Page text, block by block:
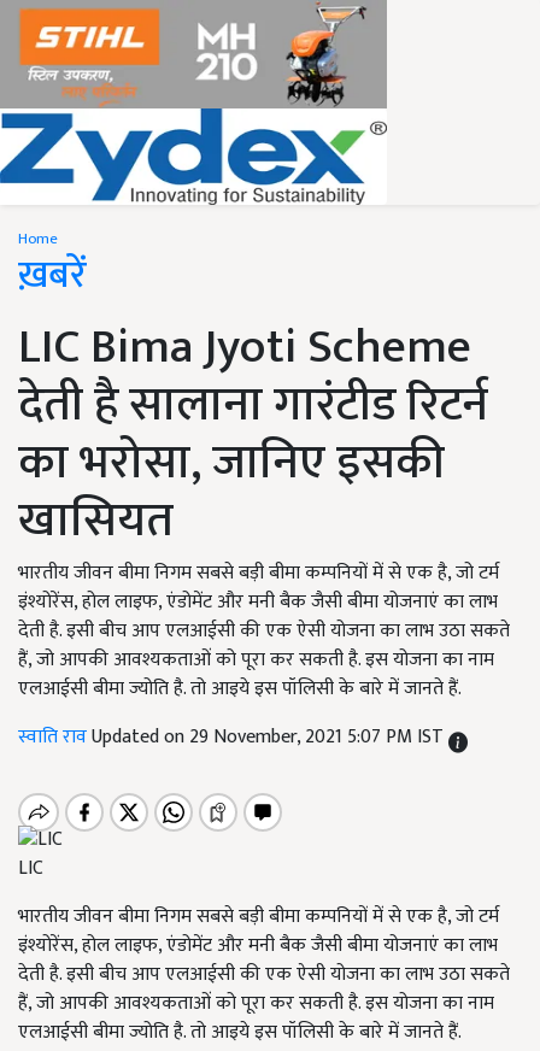
Home
ख़बरें
LIC Bima Jyoti Scheme
देती है सालाना गारंटीड रिटर्न
का भरोसा, जानिए इसकी
खासियत
भारतीय जीवन बीमा निगम सबसे बड़ी बीमा कम्पनियों में से एक है, जो टर्म
इंश्योरेंस, होल लाइफ, एंडोमेंट और मनी बैक जैसी बीमा योजनाएं का लाभ
देती है. इसी बीच आप एलआईसी की एक ऐसी योजना का लाभ उठा सकते
हैं, जो आपकी आवश्यकताओं को पूरा कर सकती है. इस योजना का नाम
एलआईसी बीमा ज्योति है. तो आइये इस पॉलिसी के बारे में जानते हैं.
स्वाति रावUpdated on 29 November, 2021 5:07 PM IST
LIC
भारतीय जीवन बीमा निगम सबसे बड़ी बीमा कम्पनियों में से एक है, जो टर्म
इंश्योरेंस, होल लाइफ, एंडोमेंट और मनी बैक जैसी बीमा योजनाएं का लाभ
देती है. इसी बीच आप एलआईसी की एक ऐसी योजना का लाभ उठा सकते
हैं, जो आपकी आवश्यकताओं को पूरा कर सकती है. इस योजना का नाम
एलआईसी बीमा ज्योति है. तो आइये इस पॉलिसी के बारे में जानते हैं.